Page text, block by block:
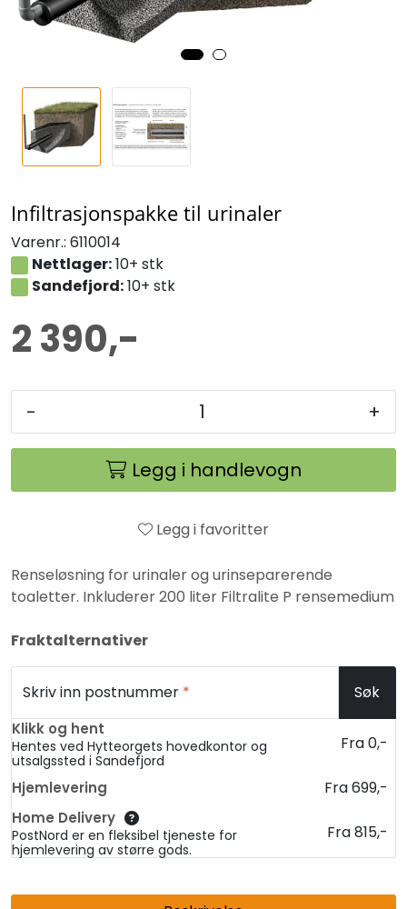
Infiltrasjonspakke til urinaler
Varenr.: 6110014
Nettlager:10+ stk
Sandefjord:10+ stk
2 390,-
- +
Legg i handlevogn
Legg i favoritter
Renseløsning for urinaler og urinseparerende
toaletter. Inkluderer 200 liter Filtralite P rensemedium
Fraktalternativer
Skriv inn postnummer * Søk
Klikk og hent
Hentes ved Hytteorgets hovedkontor og
utsalgssted i Sandefjord
Fra 0,-
Hjemlevering Fra 699,-
Home Delivery
PostNord er en fleksibel tjeneste for
hjemlevering av større gods.
Fra 815,-